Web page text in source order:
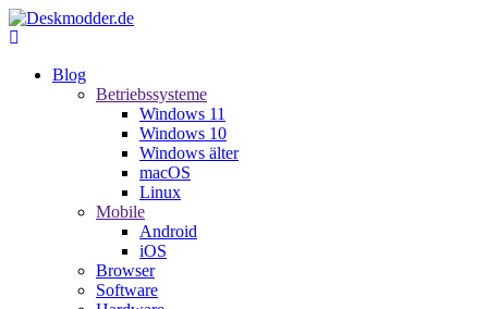
Blog
Betriebssysteme
Windows 11
Windows 10
Windows älter
macOS
Linux
Mobile
Android
iOS
Browser
Software